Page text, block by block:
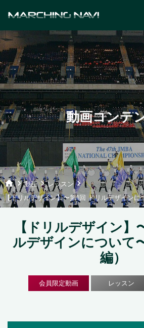
動画コンテ
homekeyboard_arrow_right動画keyboard_arrow_rightレッスンkeyboard_arrow_right
【ドリルデザイン】〜第1回 ドリルデザインに
【ドリルデザイン】
ルデザインについて
編）
会員限定動画 レッスン